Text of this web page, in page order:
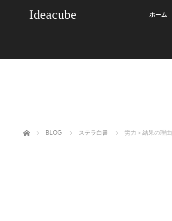
Ideacube ホーム
ホーム BLOG ステラ白書 労力＞結果の理由